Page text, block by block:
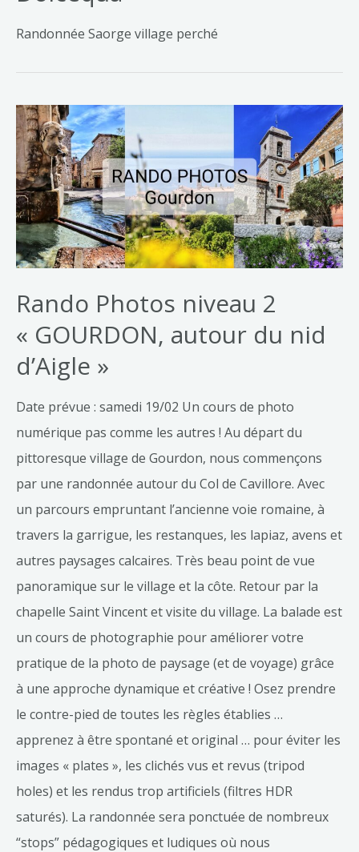
Randonnée Saorge village perché
Rando Photos niveau 2
« GOURDON, autour du nid
d’Aigle »
Date prévue : samedi 19/02 Un cours de photo
numérique pas comme les autres ! Au départ du
pittoresque village de Gourdon, nous commençons
par une randonnée autour du Col de Cavillore. Avec
un parcours empruntant l’ancienne voie romaine, à
travers la garrigue, les restanques, les lapiaz, avens et
autres paysages calcaires. Très beau point de vue
panoramique sur le village et la côte. Retour par la
chapelle Saint Vincent et visite du village. La balade est
un cours de photographie pour améliorer votre
pratique de la photo de paysage (et de voyage) grâce
à une approche dynamique et créative ! Osez prendre
le contre-pied de toutes les règles établies …
apprenez à être spontané et original … pour éviter les
images « plates », les clichés vus et revus (tripod
holes) et les rendus trop artificiels (filtres HDR
saturés). La randonnée sera ponctuée de nombreux
“stops” pédagogiques et ludiques où nous
Rando
Photos
niveau
2
« GOURDON,
autour
du
nid